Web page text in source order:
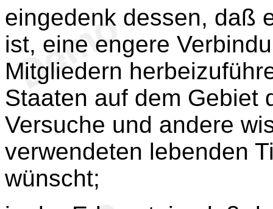
eingedenk dessen, daß
ist, eine engere
Mitgliedern
Staaten auf dem Gebiet
Versuche und andere
verwendeten lebenden
wünscht;